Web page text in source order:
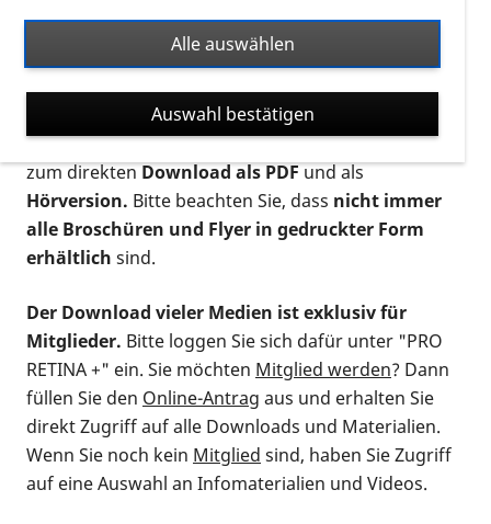
Ort. Nutzen Sie den Formatfilter, um ausschließlich
nach Flyern und Broschüren, Audios oder Videos zu
suchen. Die meisten Flyer und Broschüren werden in
verschiedenen Formaten angeboten: zur
postalischen Bestellung als gedruckte Variante
zum direktenDownload als PDFund als
Hörversion. Bitte beachten Sie, dass nicht immer
alle Broschüren und Flyer in gedruckter Form
erhältlich sind.
Der Download vieler Medien ist exklusiv für
Mitglieder. Bitte loggen Sie sich dafür unter "PRO
RETINA +" ein. Sie möchten Mitglied werden? Dann
füllen Sie den Online-Antrag aus und erhalten Sie
direkt Zugriff auf alle Downloads und Materialien.
Wenn Sie noch kein Mitglied sind, haben Sie Zugriff
auf eine Auswahl an Infomaterialien und Videos.
Alle auswählen
Auswahl bestätigen